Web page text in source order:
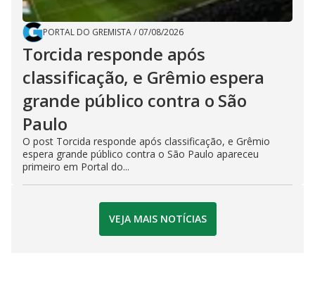
PORTAL DO GREMISTA/ 07/08/2026
Torcida responde após
classificação, e Grêmio espera
grande público contra o São
Paulo
O post Torcida responde após classificação, e Grêmio
espera grande público contra o São Paulo apareceu
primeiro em Portal do...
VEJA MAIS NOTÍCIAS